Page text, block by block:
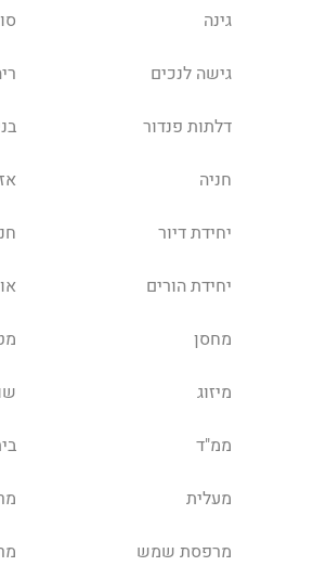
גינה
גישה לנכים
דלתות פנדור
חניה
יחידת דיור
יחידת הורים
מחסן
מיזוג
ממ"ד
מעלית
מרפסת שמש